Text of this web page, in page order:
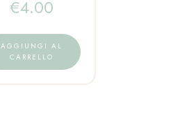
€4.00
AGGIUNGI AL
CARRELLO